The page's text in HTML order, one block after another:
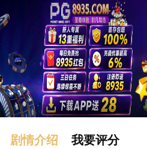
剧情介绍 我要评分